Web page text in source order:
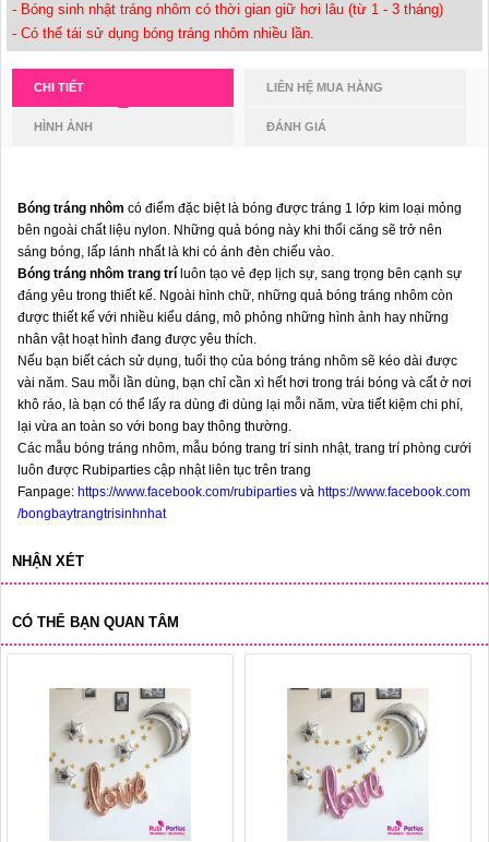
- Bóng sinh nhật tráng nhôm có thời gian giữ hơi lâu (từ 1 - 3 tháng)
- Có thể tái sử dụng bóng tráng nhôm nhiều lần.
CHI TIẾT LIÊN HỆ MUA HÀNG
HÌNH ẢNH ĐÁNH GIÁ
Bóng tráng nhôm có điểm đặc biệt là bóng được tráng 1 lớp kim loại mỏng
bên ngoài chất liệu nylon. Những quả bóng này khi thổi căng sẽ trở nên
sáng bóng, lấp lánh nhất là khi có ánh đèn chiếu vào.
Bóng tráng nhôm trang trí luôn tạo vẻ đẹp lịch sự, sang trọng bên cạnh sự
đáng yêu trong thiết kế. Ngoài hình chữ, những quả bóng tráng nhôm còn
được thiết kế với nhiều kiểu dáng, mô phỏng những hình ảnh hay những
nhân vật hoạt hình đang được yêu thích.
Nếu bạn biết cách sử dụng, tuổi thọ của bóng tráng nhôm sẽ kéo dài được
vài năm. Sau mỗi lần dùng, bạn chỉ cần xì hết hơi trong trái bóng và cất ở nơi
khô ráo, là bạn có thể lấy ra dùng đi dùng lại mỗi năm, vừa tiết kiệm chi phí,
lại vừa an toàn so với bong bay thông thường.
Các mẫu bóng tráng nhôm, mẫu bóng trang trí sinh nhật, trang trí phòng cưới
luôn được Rubiparties cập nhật liên tục trên trang
Fanpage: https://www.facebook.com/rubiparties và https://www.facebook.com
/bongbaytrangtrisinhnhat
NHẬN XÉT
CÓ THỂ BẠN QUAN TÂM